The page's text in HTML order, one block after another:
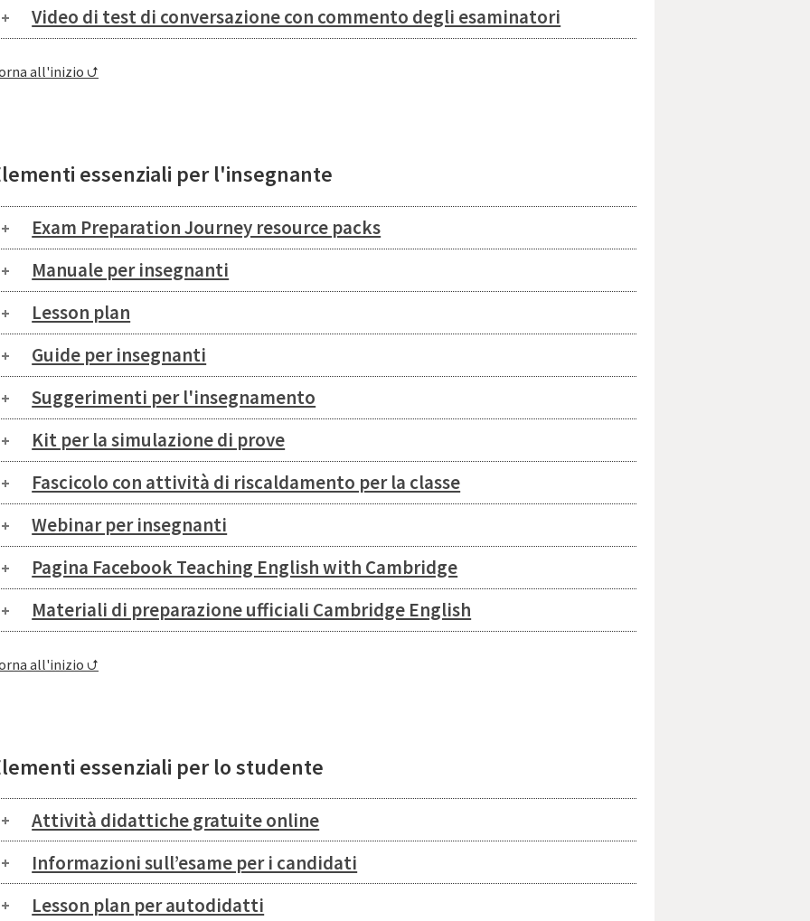
Video di test di conversazione con commento degli esaminatori
all'inizio ⮍
essenziali per l'insegnante
Exam Preparation Journey resource packs
Manuale per insegnanti
Lesson plan
Guide per insegnanti
Suggerimenti per l'insegnamento
Kit per la simulazione di prove
Fascicolo con attività di riscaldamento per la classe
Webinar per insegnanti
Pagina Facebook Teaching English with Cambridge
Materiali di preparazione ufficiali Cambridge English
all'inizio ⮍
essenziali per lo studente
Attività didattiche gratuite online
Informazioni sull’esame per i candidati
Lesson plan per autodidatti